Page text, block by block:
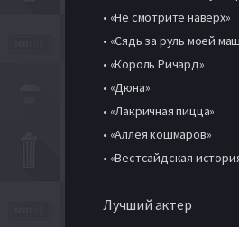
• «Не смотрите наверх»
• «Сядь за руль моей
• «Король Ричард»
• «Дюна»
• «Лакричная пицца»
• «Аллея кошмаров»
• «Вестсайдская
Лучший актер